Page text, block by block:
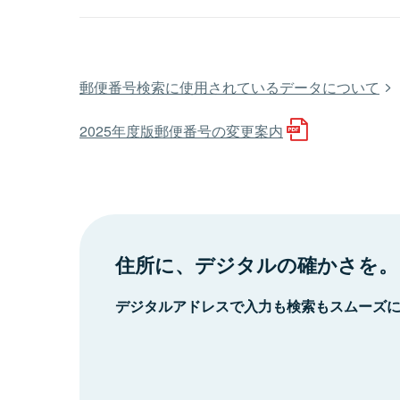
郵便番号検索に使用されているデータについて
2025年度版郵便番号の変更案内
住所に、デジタルの確かさを。
デジタルアドレスで入力も検索もスムーズ